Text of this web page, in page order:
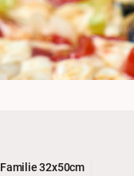
Familie 32x50cm